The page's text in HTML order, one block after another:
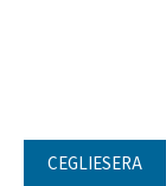
CEGLIESERA